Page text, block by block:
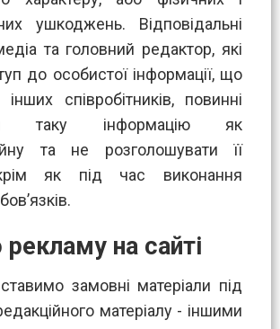
ушкоджень. Відповідальні
та головний редактор, які
до особистої інформації, що
інших співробітників, повинні
таку інформацію як
та не розголошувати її
як під час виконання
на сайті
замовні матеріали під
матеріалу - іншими